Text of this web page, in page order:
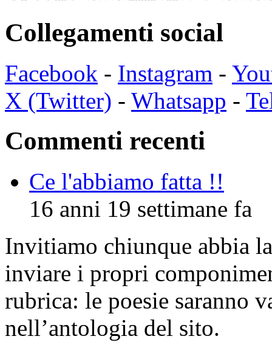
Collegamenti social
Facebook - Instagram -
X (Twitter) - Whatsapp -
Commenti recenti
Ce l'abbiamo fatta !!
16 anni 19 settimane fa
Invitiamo chiunque abbia
inviare i propri
rubrica: le poesie saranno
nell’antologia del sito.